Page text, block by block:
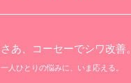
さあ、コーセーでシワ改善。
一人ひとりの悩みに、いま応える。